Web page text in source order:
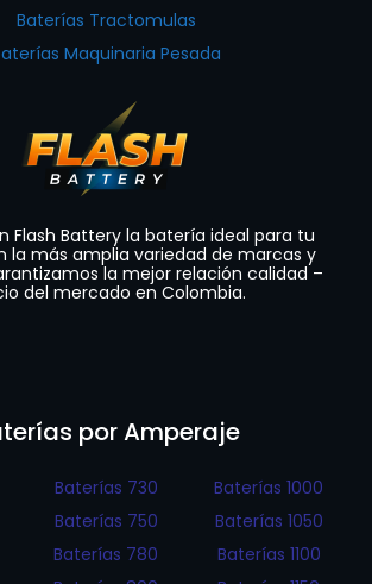
Baterías Tractomulas
Maquinaria Pesada
Flash Battery la batería ideal para tu
la más amplia variedad de marcas y
la mejor relación calidad –
del mercado en Colombia.
por Amperaje
Baterías 730
Baterías 750
Baterías 780
Baterías 1000
Baterías 1050
Baterías 1100